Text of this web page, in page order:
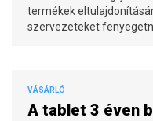
termékek
szervezeteket
VÁSÁRLÓ
A tablet 3 éven